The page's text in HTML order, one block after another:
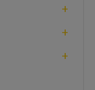
+
+
+